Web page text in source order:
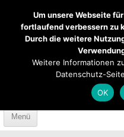
Mendener Labyrinth
Anfahrt
Menü
Skip to content
Um unsere Webseite
fortlaufend verbessern zu
Durch die weitere
Weitere Informationen
Datenschutz-
OK